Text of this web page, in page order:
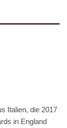
Italien, die 2017
in England